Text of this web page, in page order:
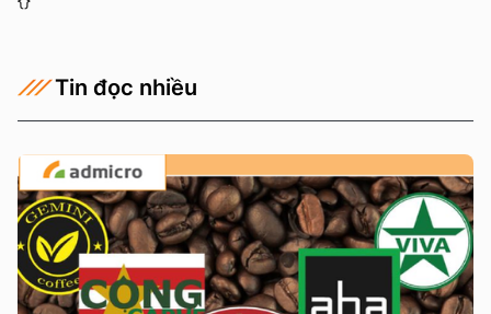
Tin đọc nhiều